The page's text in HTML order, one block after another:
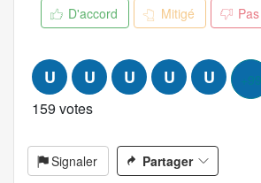
D'accord Mitigé
U U U U U
159 votes
Signaler Partager